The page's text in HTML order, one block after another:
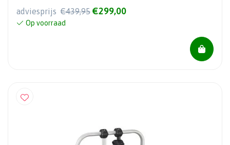
adviesprijs €439,95 €299,00
Op voorraad